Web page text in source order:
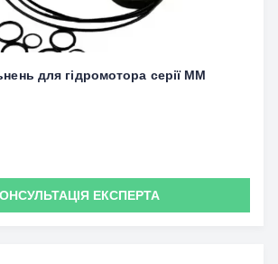
для гідромотора серії MM
ЕКСПЕРТА